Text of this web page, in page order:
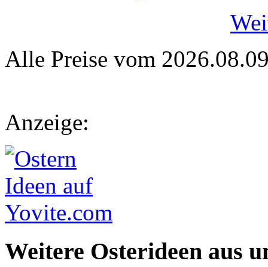
Alle Preise vom
Anzeige:
Weitere Osterideen aus